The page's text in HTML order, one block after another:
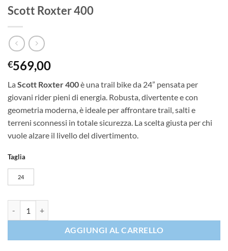
Scott Roxter 400
€569,00
La Scott Roxter 400è una trail bike da 24” pensata per
giovani rider pieni di energia. Robusta, divertente e con
geometria moderna, è ideale per affrontare trail, salti e
terreni sconnessi in totale sicurezza. La scelta giusta per chi
vuole alzare il livello del divertimento.
Taglia
24
AGGIUNGI AL CARRELLO